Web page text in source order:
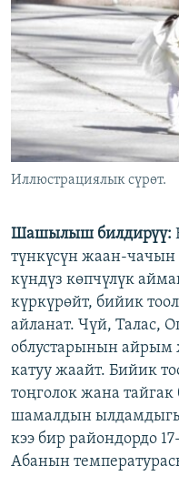
ЭЖЕ-СИҢДИЛЕР
АЗАТТЫК+
ЫҢГАЙСЫЗ СУРООЛОР
ОНЛАЙН ШЕРИНЕ
ЭЕ/АРнун бардык
Иллюстрациялык сүрөт.
Шашылыш билдирүү:
түнкүсүн жаан-чачын
күндүз көпчүлүк
күркүрөйт, бийик
айланат. Чүй, Талас,
облустарынын
катуу жаайт. Бийик
тоңголок жана
шамалдын
кээ бир райондордо
Абанын